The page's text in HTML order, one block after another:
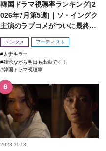
韓国ドラマ視聴率ランキング[2
026年7月第5週]｜ソ・イングク
主演のラブコメがついに最終
回！
エンタメ アーティスト
人妻キラー
残念ながら明日も出勤です！
韓国ドラマ視聴率
2023.11.13